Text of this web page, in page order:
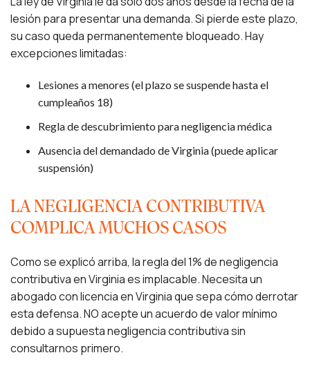
lesión para presentar una demanda. Si pierde este plazo,
su caso queda permanentemente bloqueado. Hay
excepciones limitadas:
Lesiones a menores (el plazo se suspende hasta el
cumpleaños 18)
Regla de descubrimiento para negligencia médica
Ausencia del demandado de Virginia (puede aplicar
suspensión)
LA NEGLIGENCIA CONTRIBUTIVA
COMPLICA MUCHOS CASOS
Como se explicó arriba, la regla del 1% de negligencia
contributiva en Virginia es implacable. Necesita un
abogado con licencia en Virginia que sepa cómo derrotar
esta defensa. NO acepte un acuerdo de valor mínimo
debido a supuesta negligencia contributiva sin
consultarnos primero.